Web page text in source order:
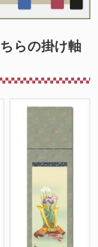
らの掛け軸